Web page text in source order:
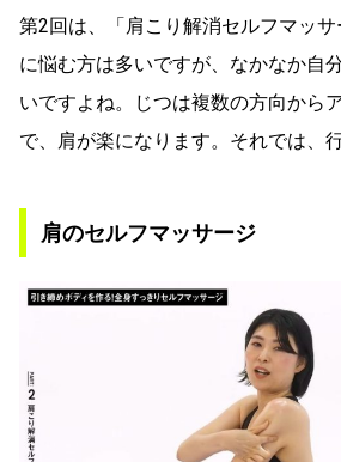
第2回は、「肩こり解消セルフマッサ
に悩む方は多いですが、なかなか自
いですよね。じつは複数の方向から
で、肩が楽になります。それでは、
肩のセルフマッサージ